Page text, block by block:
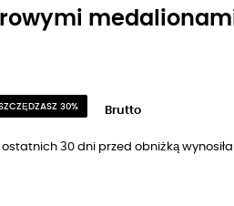
30% Brutto
30 dni przed obniżką wynosiła